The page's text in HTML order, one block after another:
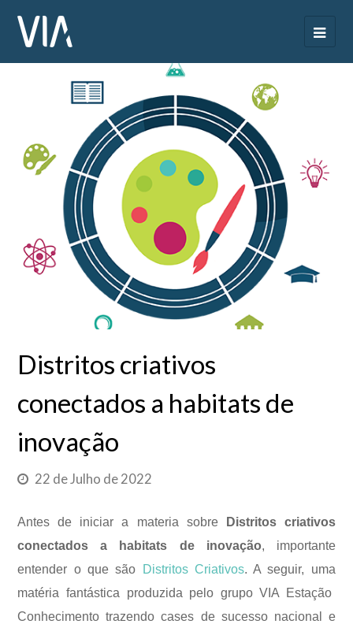
Distritos criativos
conectados a habitats de
inovação
22 de Julho de 2022
Antes de iniciar a materia sobre
Distritos criativos
conectados a habitats de inovação, importante
entender o que são
Distritos Criativos. A seguir, uma
matéria fantástica produzida pelo grupo VIA Estação
Conhecimento trazendo cases de sucesso nacional e